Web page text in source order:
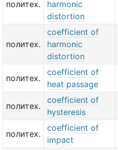
политех.
harmonic
distortion
политех.
coefficient of
harmonic
distortion
политех.
coefficient of
heat passage
политех.
coefficient of
hysteresis
политех.
coefficient of
impact